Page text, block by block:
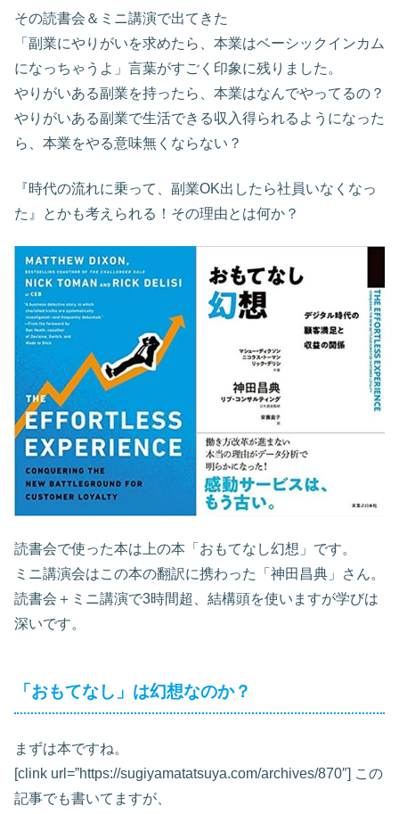
その読書会＆ミニ講演で出てきた
「副業にやりがいを求めたら、本業はベーシックインカム
になっちゃうよ」言葉がすごく印象に残りました。
やりがいある副業を持ったら、本業はなんでやってるの？
やりがいある副業で生活できる収入得られるようになった
ら、本業をやる意味無くならない？
『時代の流れに乗って、副業OK出したら社員いなくなっ
た』とかも考えられる！その理由とは何か？
読書会で使った本は上の本「おもてなし幻想」です。
ミニ講演会はこの本の翻訳に携わった「神田昌典」さん。
読書会＋ミニ講演で3時間超、結構頭を使いますが学びは
深いです。
「おもてなし」は幻想なのか？
まずは本ですね。
[clink url=”https://sugiyamatatsuya.com/archives/870″] この
記事でも書いてますが、